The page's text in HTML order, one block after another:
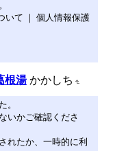
いて ｜ 個人情報保護
根湯 かかしち
。
いかご確認くださ
れたか、一時的に利